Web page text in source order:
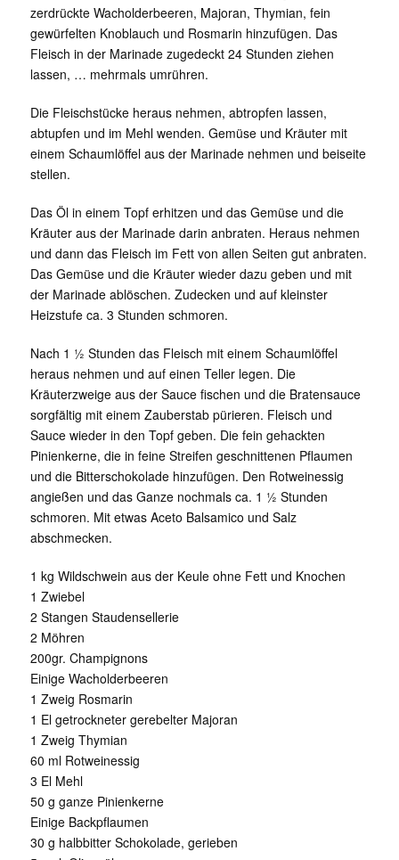
zerdrückte Wacholderbeeren, Majoran, Thymian, fein
gewürfelten Knoblauch und Rosmarin hinzufügen. Das
Fleisch in der Marinade zugedeckt 24 Stunden ziehen
lassen, … mehrmals umrühren.
Die Fleischstücke heraus nehmen, abtropfen lassen,
abtupfen und im Mehl wenden. Gemüse und Kräuter mit
einem Schaumlöffel aus der Marinade nehmen und beiseite
stellen.
Das Öl in einem Topf erhitzen und das Gemüse und die
Kräuter aus der Marinade darin anbraten. Heraus nehmen
und dann das Fleisch im Fett von allen Seiten gut anbraten.
Das Gemüse und die Kräuter wieder dazu geben und mit
der Marinade ablöschen. Zudecken und auf kleinster
Heizstufe ca. 3 Stunden schmoren.
Nach 1 ½ Stunden das Fleisch mit einem Schaumlöffel
heraus nehmen und auf einen Teller legen. Die
Kräuterzweige aus der Sauce fischen und die Bratensauce
sorgfältig mit einem Zauberstab pürieren. Fleisch und
Sauce wieder in den Topf geben. Die fein gehackten
Pinienkerne, die in feine Streifen geschnittenen Pflaumen
und die Bitterschokolade hinzufügen. Den Rotweinessig
angießen und das Ganze nochmals ca. 1 ½ Stunden
schmoren. Mit etwas Aceto Balsamico und Salz
abschmecken.
1 kg Wildschwein aus der Keule ohne Fett und Knochen
1 Zwiebel
2 Stangen Staudensellerie
2 Möhren
200gr. Champignons
Einige Wacholderbeeren
1 Zweig Rosmarin
1 El getrockneter gerebelter Majoran
1 Zweig Thymian
60 ml Rotweinessig
3 El Mehl
50 g ganze Pinienkerne
Einige Backpflaumen
30 g halbbitter Schokolade, gerieben